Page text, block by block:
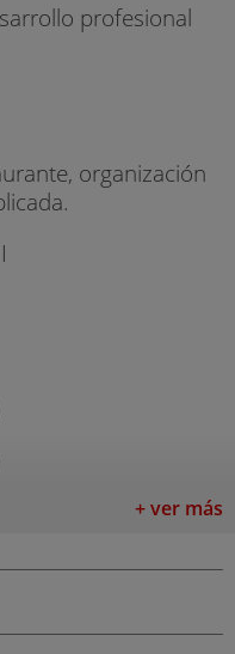
profesional
organización
+ ver más